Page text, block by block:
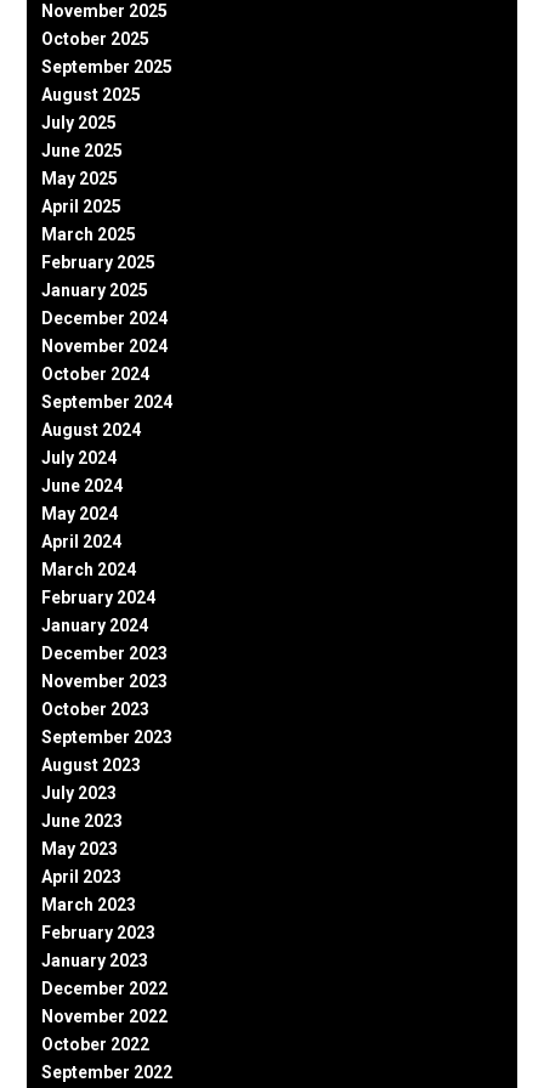
November 2025
October 2025
September 2025
August 2025
July 2025
June 2025
May 2025
April 2025
March 2025
February 2025
January 2025
December 2024
November 2024
October 2024
September 2024
August 2024
July 2024
June 2024
May 2024
April 2024
March 2024
February 2024
January 2024
December 2023
November 2023
October 2023
September 2023
August 2023
July 2023
June 2023
May 2023
April 2023
March 2023
February 2023
January 2023
December 2022
November 2022
October 2022
September 2022